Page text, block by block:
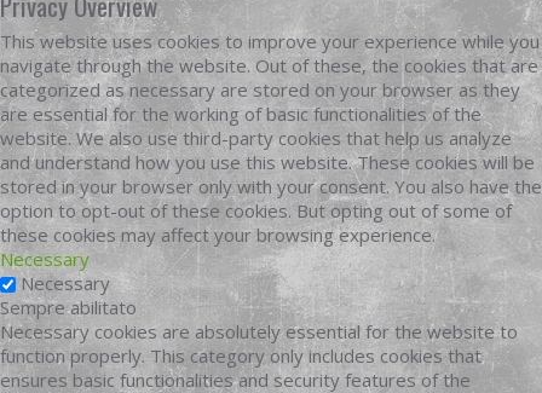
This website uses cookies to improve your experience while you
navigate through the website. Out of these, the cookies that are
categorized as necessary are stored on your browser as they
are essential for the working of basic functionalities of the
website. We also use third-party cookies that help us analyze
and understand how you use this website. These cookies will be
stored in your browser only with your consent. You also have the
option to opt-out of these cookies. But opting out of some of
these cookies may affect your browsing experience.
Necessary
Necessary
Sempre abilitato
Necessary cookies are absolutely essential for the website to
function properly. This category only includes cookies that
ensures basic functionalities and security features of the